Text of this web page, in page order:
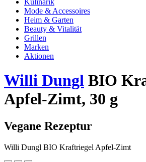
Kulinarik
Mode & Accessoires
Heim & Garten
Beauty & Vitalität
Grillen
Marken
Aktionen
Willi Dungl BIO
Apfel-Zimt, 30 g
Vegane Rezeptur
Willi Dungl BIO Kraftriegel Apfel-Zimt